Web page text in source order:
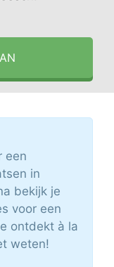
een
in
bekijk je
voor een
ontdekt à la
weten!